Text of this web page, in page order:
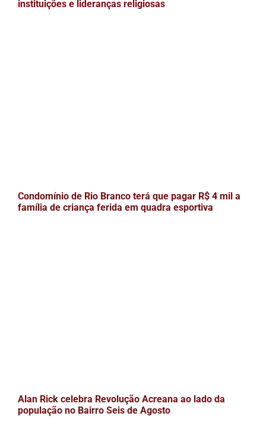
instituições e lideranças religiosas
Condomínio de Rio Branco terá que pagar R$ 4 mil a
família de criança ferida em quadra esportiva
Alan Rick celebra Revolução Acreana ao lado da
população no Bairro Seis de Agosto